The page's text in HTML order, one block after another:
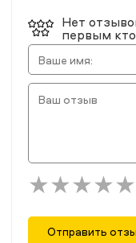
Нет
первым
Отправить